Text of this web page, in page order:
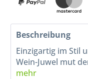
Beschreibung
Einzigartig im Stil
Wein-Juwel mut
mehr